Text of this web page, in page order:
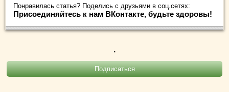
Понравилась статья? Поделись с друзьями в соц.сетях:
Присоединяйтесь к нам ВКонтакте, будьте здоровы!
.